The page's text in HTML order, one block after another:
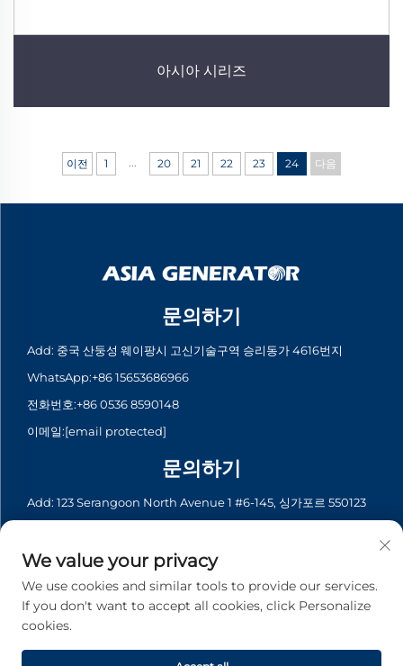
아시아 시리즈
이전 1 20 21 22 23 24 다음
문의하기
Add: 중국 산둥성 웨이팡시 고신기술구역 승리동가 4616번지
WhatsApp:+86 15653686966
전화번호:+86 0536 8590148
이메일:[email protected]
문의하기
Add: 123 Serangoon North Avenue 1 #6-145, 싱가포르 550123
전화번호:+65 6935 2033
이메일:[email protected]
저작권 © 2026 Asia Generator Co., Ltd. 모든 권리 보유. -개인정보 처
리방침
We value your privacy
We use cookies and similar tools to provide our services.
If you don't want to accept all cookies, click Personalize
cookies.